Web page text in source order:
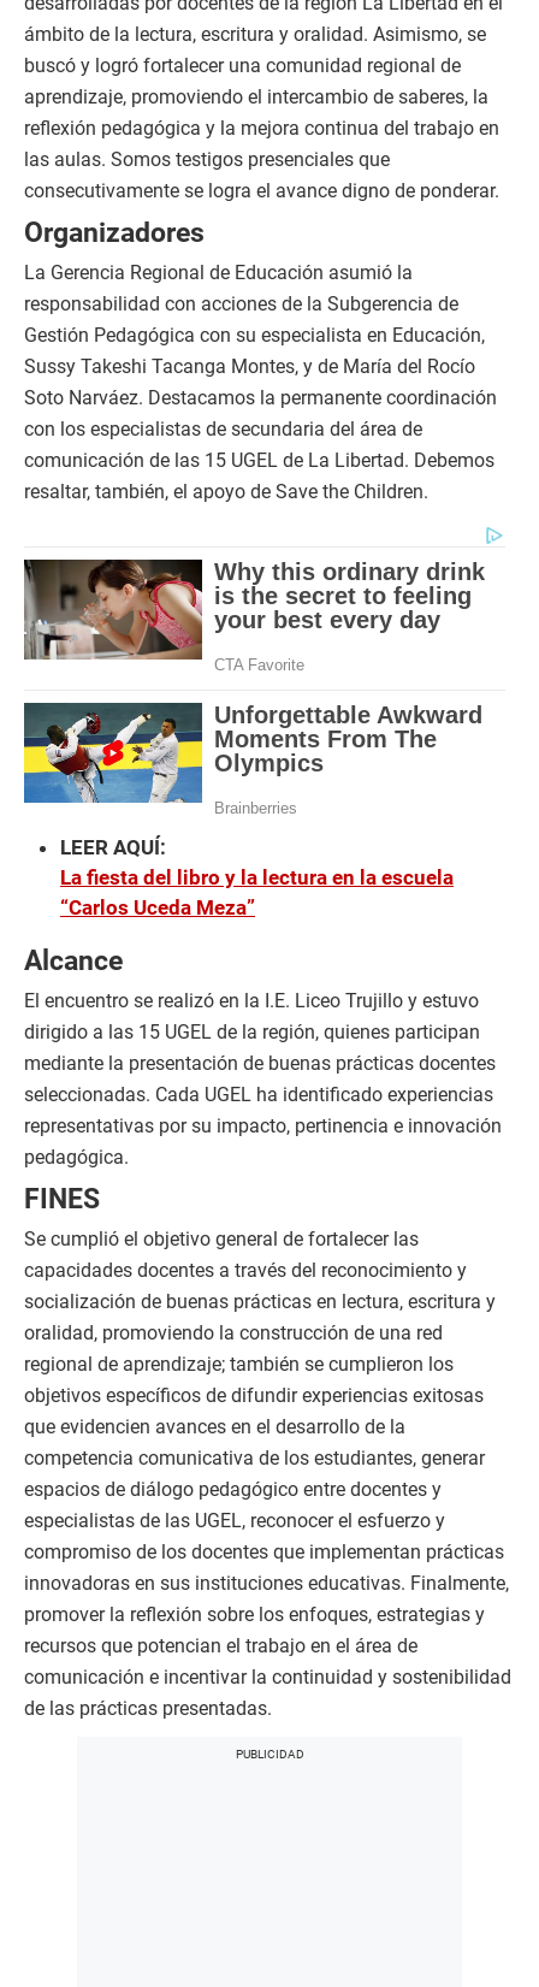
ámbito de la lectura, escritura y oralidad. Asimismo, se
buscó y logró fortalecer una comunidad regional de
aprendizaje, promoviendo el intercambio de saberes, la
reflexión pedagógica y la mejora continua del trabajo en
las aulas. Somos testigos presenciales que
consecutivamente se logra el avance digno de ponderar.
Organizadores
La Gerencia Regional de Educación asumió la
responsabilidad con acciones de la Subgerencia de
Gestión Pedagógica con su especialista en Educación,
Sussy Takeshi Tacanga Montes, y de María del Rocío
Soto Narváez. Destacamos la permanente coordinación
con los especialistas de secundaria del área de
comunicación de las 15 UGEL de La Libertad. Debemos
resaltar, también, el apoyo de Save the Children.
LEER AQUÍ:
La fiesta del libro y la lectura en la escuela
“Carlos Uceda Meza”
Alcance
El encuentro se realizó en la I.E. Liceo Trujillo y estuvo
dirigido a las 15 UGEL de la región, quienes participan
mediante la presentación de buenas prácticas docentes
seleccionadas. Cada UGEL ha identificado experiencias
representativas por su impacto, pertinencia e innovación
pedagógica.
FINES
Se cumplió el objetivo general de fortalecer las
capacidades docentes a través del reconocimiento y
socialización de buenas prácticas en lectura, escritura y
oralidad, promoviendo la construcción de una red
regional de aprendizaje; también se cumplieron los
objetivos específicos de difundir experiencias exitosas
que evidencien avances en el desarrollo de la
competencia comunicativa de los estudiantes, generar
espacios de diálogo pedagógico entre docentes y
especialistas de las UGEL, reconocer el esfuerzo y
compromiso de los docentes que implementan prácticas
innovadoras en sus instituciones educativas. Finalmente,
promover la reflexión sobre los enfoques, estrategias y
recursos que potencian el trabajo en el área de
comunicación e incentivar la continuidad y sostenibilidad
de las prácticas presentadas.